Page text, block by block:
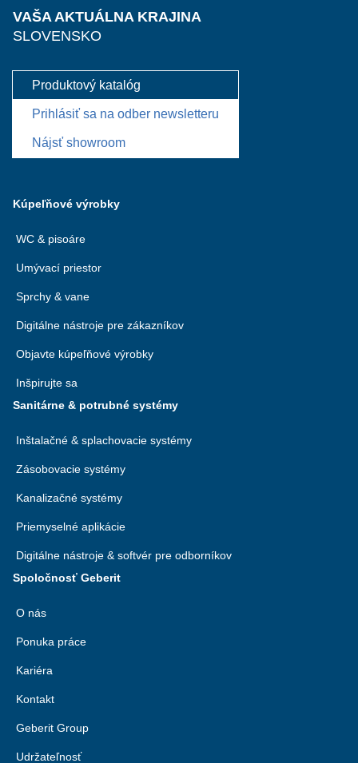
VAŠA AKTUÁLNA KRAJINA
SLOVENSKO
Produktový katalóg
Prihlásiť sa na odber newsletteru
Nájsť showroom
Kúpeľňové výrobky
WC & pisoáre
Umývací priestor
Sprchy & vane
Digitálne nástroje pre zákazníkov
Objavte kúpeľňové výrobky
Inšpirujte sa
Sanitárne & potrubné systémy
Inštalačné & splachovacie systémy
Zásobovacie systémy
Kanalizačné systémy
Priemyselné aplikácie
Digitálne nástroje & softvér pre odborníkov
Spoločnosť Geberit
O nás
Ponuka práce
Kariéra
Kontakt
Geberit Group
Udržateľnosť